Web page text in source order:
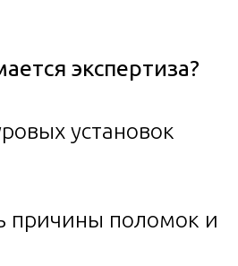
экспертиза?
установок
причины поломок и